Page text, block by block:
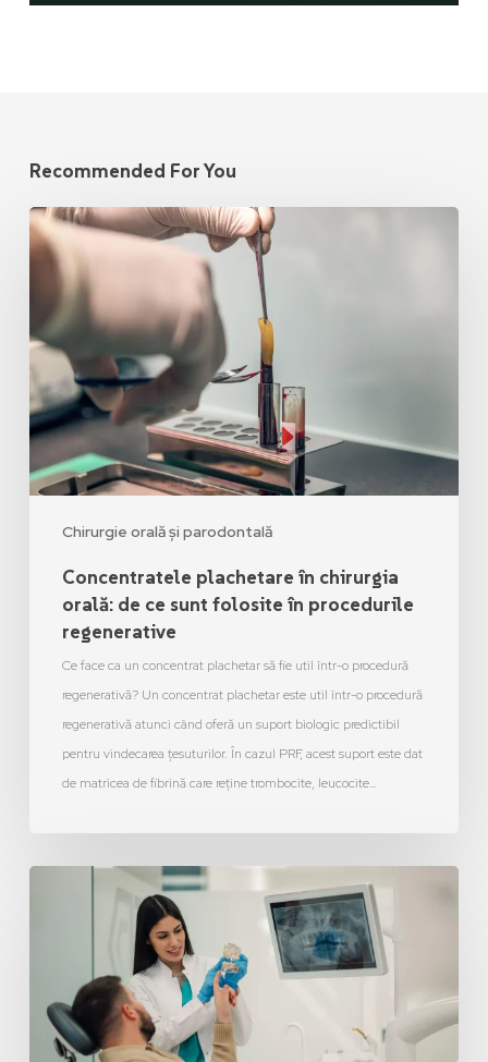
Recommended For You
Chirurgie orală și parodontală
Concentratele plachetare în chirurgia
orală: de ce sunt folosite în procedurile
regenerative
Ce face ca un concentrat plachetar să fie util într-o procedură
regenerativă? Un concentrat plachetar este util într-o procedură
regenerativă atunci când oferă un suport biologic predictibil
pentru vindecarea țesuturilor. În cazul PRF, acest suport este dat
de matricea de fibrină care reține trombocite, leucocite…